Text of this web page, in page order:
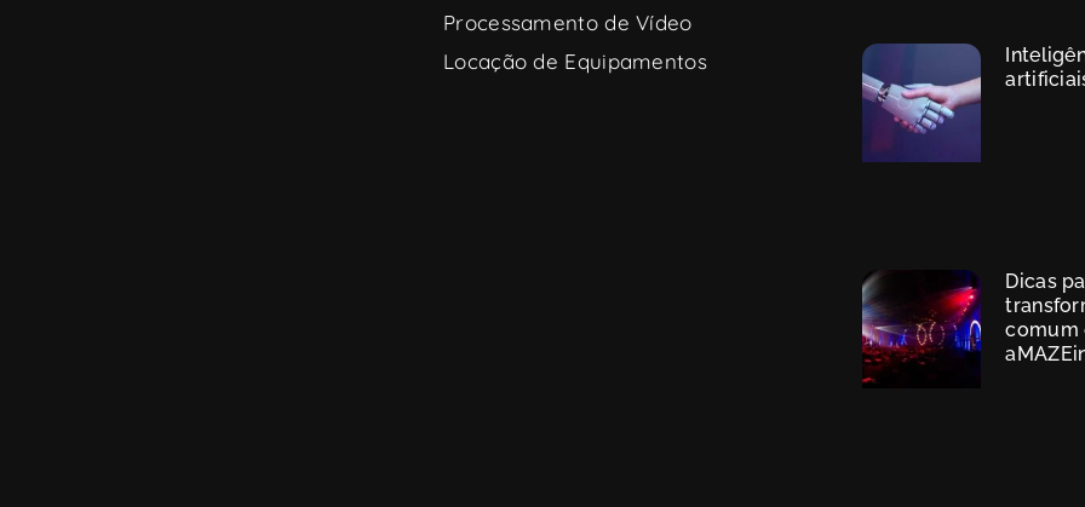
Processamento de Vídeo
Locação de Equipamentos
Dicas
comum